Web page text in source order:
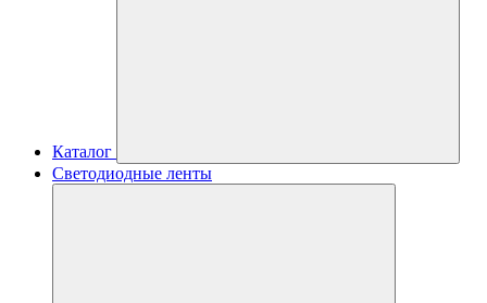
Каталог
Светодиодные ленты